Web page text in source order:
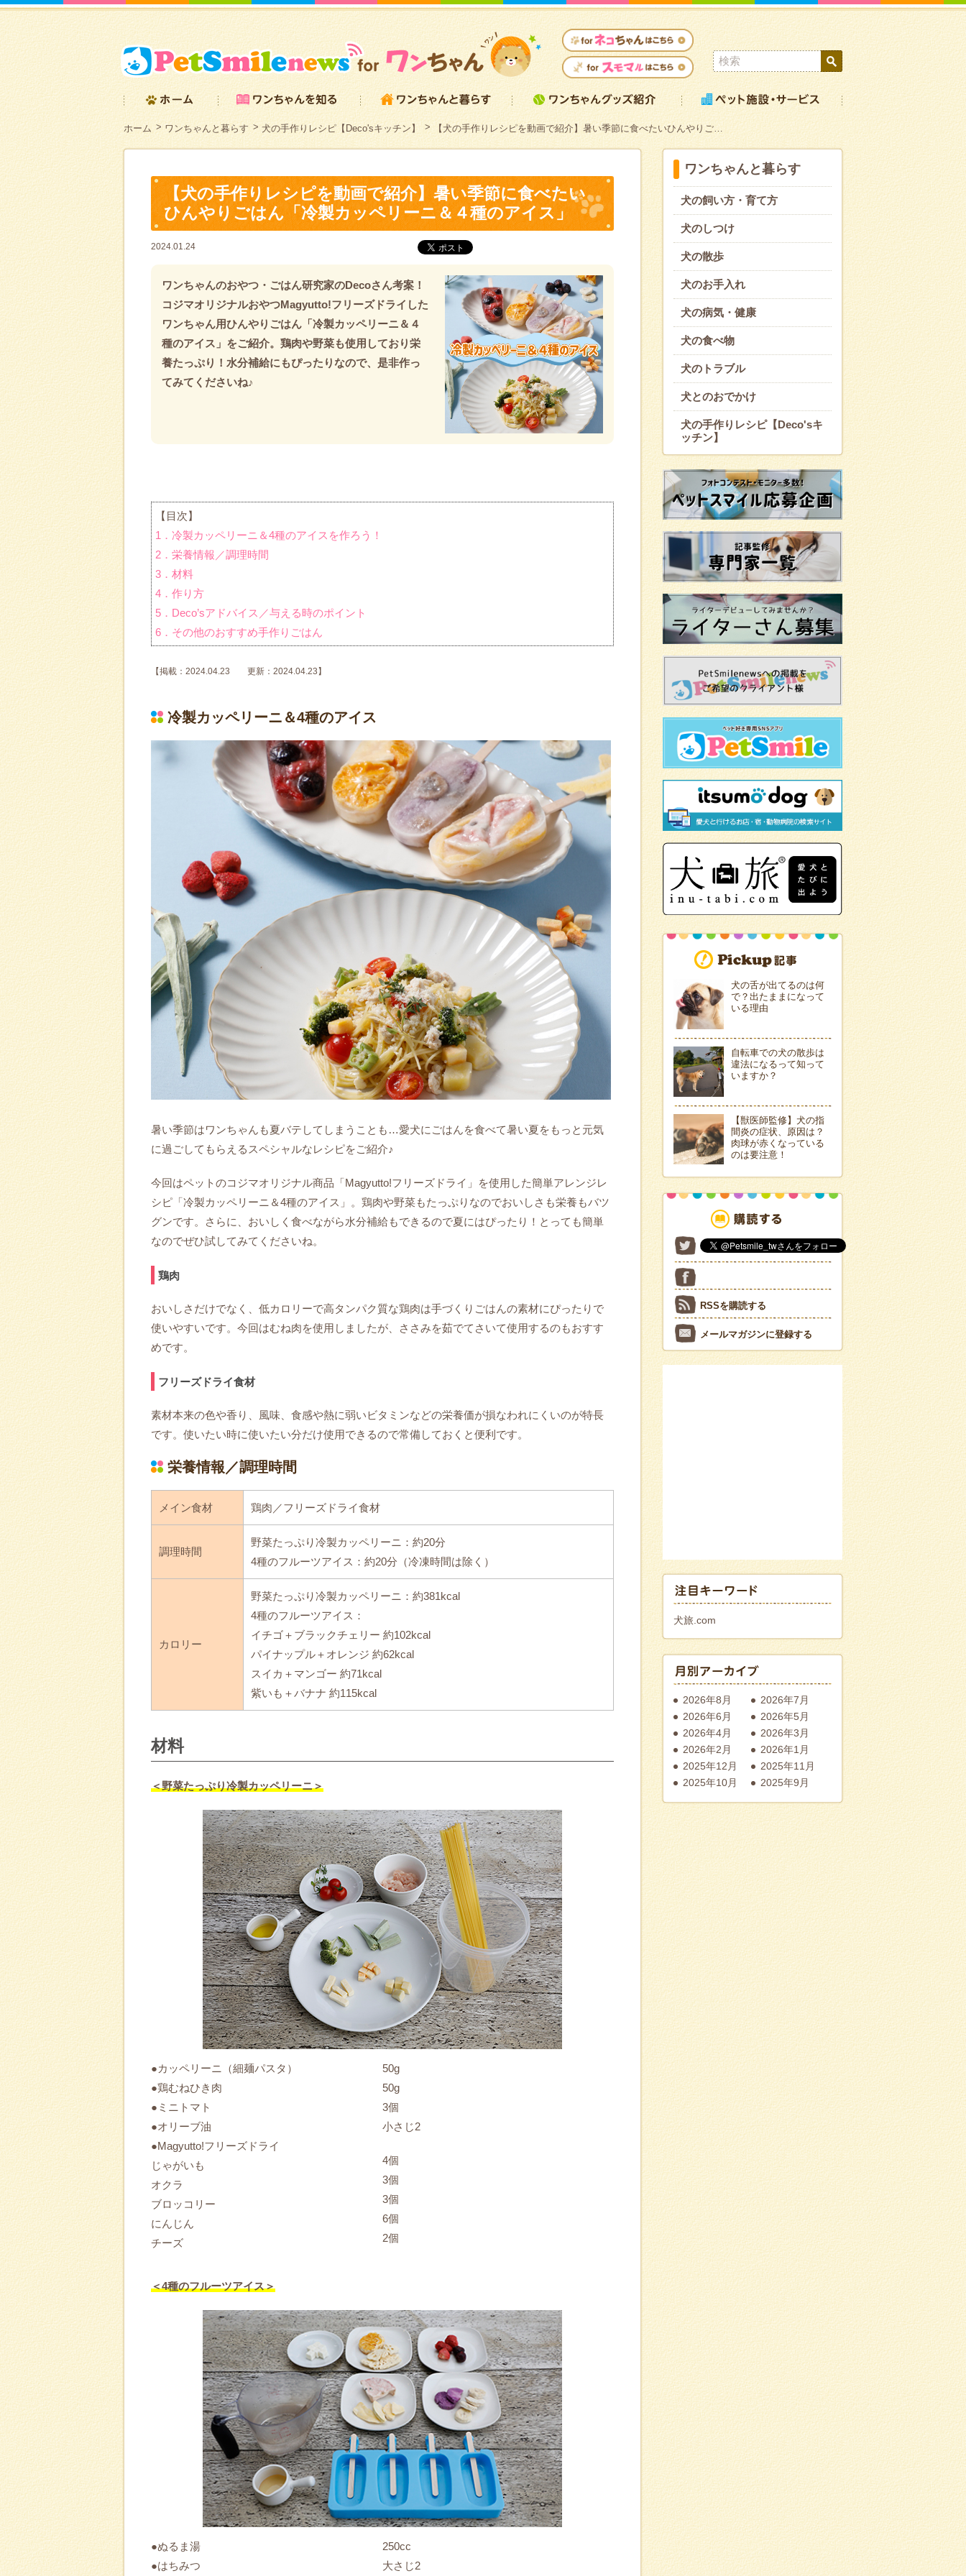
ホーム ワンちゃんと暮らす 犬の手作りレシピ【Deco'sキッチン】 【犬の手作りレシピを動画で紹介】暑い季節に食べたいひんやりご…
【犬の手作りレシピを動画で紹介】暑い季節に食べたい
ひんやりごはん「冷製カッペリーニ＆４種のアイス」
2024.01.24
ワンちゃんのおやつ・ごはん研究家のDecoさん考案！
コジマオリジナルおやつMagyutto!フリーズドライした
ワンちゃん用ひんやりごはん「冷製カッペリーニ＆４
種のアイス」をご紹介。鶏肉や野菜も使用しており栄
養たっぷり！水分補給にもぴったりなので、是非作っ
てみてくださいね♪
【目次】
1．冷製カッペリーニ＆4種のアイスを作ろう！
2．栄養情報／調理時間
3．材料
4．作り方
5．Deco’sアドバイス／与える時のポイント
6．その他のおすすめ手作りごはん
【掲載：2024.04.23 更新：2024.04.23】
冷製カッペリーニ＆4種のアイス
暑い季節はワンちゃんも夏バテしてしまうことも…愛犬にごはんを食べて暑い夏をもっと元気
に過ごしてもらえるスペシャルなレシピをご紹介♪
今回はペットのコジマオリジナル商品「Magyutto!フリーズドライ」を使用した簡単アレンジレ
シピ「冷製カッペリーニ＆4種のアイス」。鶏肉や野菜もたっぷりなのでおいしさも栄養もバツ
グンです。さらに、おいしく食べながら水分補給もできるので夏にはぴったり！とっても簡単
なのでぜひ試してみてくださいね。
鶏肉
おいしさだけでなく、低カロリーで高タンパク質な鶏肉は手づくりごはんの素材にぴったりで
使いやすいです。今回はむね肉を使用しましたが、ささみを茹でてさいて使用するのもおすす
めです。
フリーズドライ食材
素材本来の色や香り、風味、食感や熱に弱いビタミンなどの栄養価が損なわれにくいのが特長
です。使いたい時に使いたい分だけ使用できるので常備しておくと便利です。
栄養情報／調理時間
メイン食材 鶏肉／フリーズドライ食材
調理時間
野菜たっぷり冷製カッペリーニ：約20分
4種のフルーツアイス：約20分（冷凍時間は除く）
カロリー
野菜たっぷり冷製カッペリーニ：約381kcal
4種のフルーツアイス：
イチゴ＋ブラックチェリー 約102kcal
パイナップル＋オレンジ 約62kcal
スイカ＋マンゴー 約71kcal
紫いも＋バナナ 約115kcal
材料
＜野菜たっぷり冷製カッペリーニ＞
●カッペリーニ（細麺パスタ）
●鶏むねひき肉
●ミニトマト
●オリーブ油
●Magyutto!フリーズドライ
じゃがいも
オクラ
ブロッコリー
にんじん
チーズ
50g
50g
3個
小さじ2
4個
3個
3個
6個
2個
＜4種のフルーツアイス＞
●ぬるま湯
●はちみつ
250cc
大さじ2
ワンちゃんと暮らす
犬の飼い方・育て方
犬のしつけ
犬の散歩
犬のお手入れ
犬の病気・健康
犬の食べ物
犬のトラブル
犬とのおでかけ
犬の手作りレシピ【Deco'sキ
ッチン】
犬の舌が出てるのは何
で？出たままになって
いる理由
自転車での犬の散歩は
違法になるって知って
いますか？
【獣医師監修】犬の指
間炎の症状、原因は？
肉球が赤くなっている
のは要注意！
RSSを購読する
メールマガジンに登録する
犬旅.com
2026年8月
2026年7月
2026年6月
2026年5月
2026年4月
2026年3月
2026年2月
2026年1月
2025年12月
2025年11月
2025年10月
2025年9月